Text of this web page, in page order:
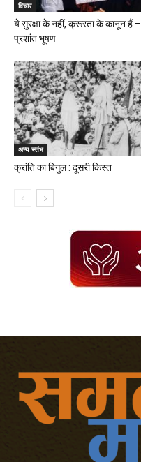
विचार
ये सुरक्षा के नहीं, क्रूरता के कानून हैं –
प्रशांत भूषण
अन्य स्तंभ
क्रांति का बिगुल : दूसरी किस्त